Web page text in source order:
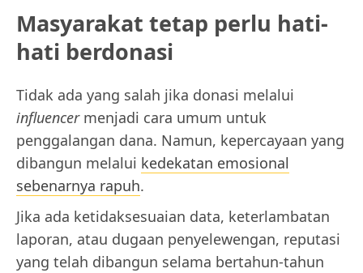
Masyarakat tetap perlu hati-
hati berdonasi
Tidak ada yang salah jika donasi melalui
influencermenjadi cara umum untuk
penggalangan dana. Namun, kepercayaan yang
dibangun melalui kedekatan emosional
sebenarnya rapuh.
Jika ada ketidaksesuaian data, keterlambatan
laporan, atau dugaan penyelewengan, reputasi
yang telah dibangun selama bertahun-tahun